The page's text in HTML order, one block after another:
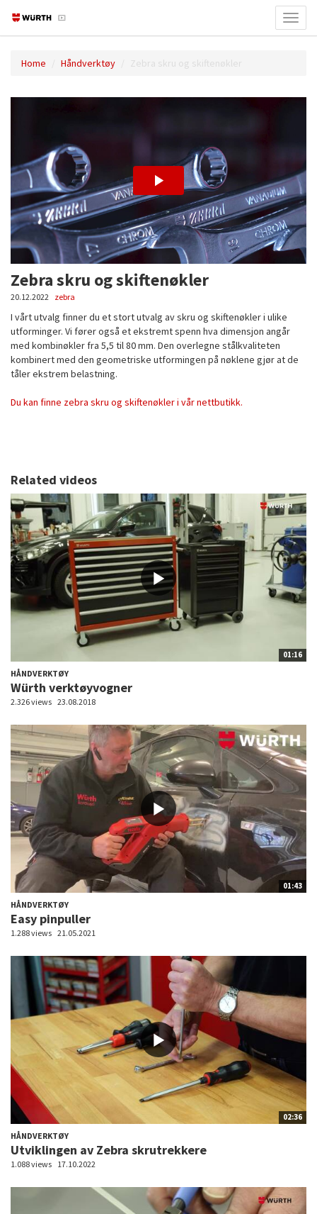
Home Håndverktøy Zebra skru og skiftenøkler
Zebra skru og skiftenøkler
20.12.2022 zebra
I vårt utvalg finner du et stort utvalg av skru og skiftenøkler i ulike
utforminger. Vi fører også et ekstremt spenn hva dimensjon angår
med kombinøkler fra 5,5 til 80 mm. Den overlegne stålkvaliteten
kombinert med den geometriske utformingen på nøklene gjør at de
tåler ekstrem belastning.
Du kan finne zebra skru og skiftenøkler i vår nettbutikk.
Related videos
01:16
HÅNDVERKTØY
Würth verktøyvogner
2.326 views 23.08.2018
01:43
HÅNDVERKTØY
Easy pinpuller
1.288 views 21.05.2021
02:36
HÅNDVERKTØY
Utviklingen av Zebra skrutrekkere
1.088 views 17.10.2022